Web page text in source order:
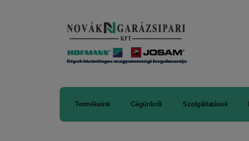
Termékeink Cégünkről Szolgáltatások